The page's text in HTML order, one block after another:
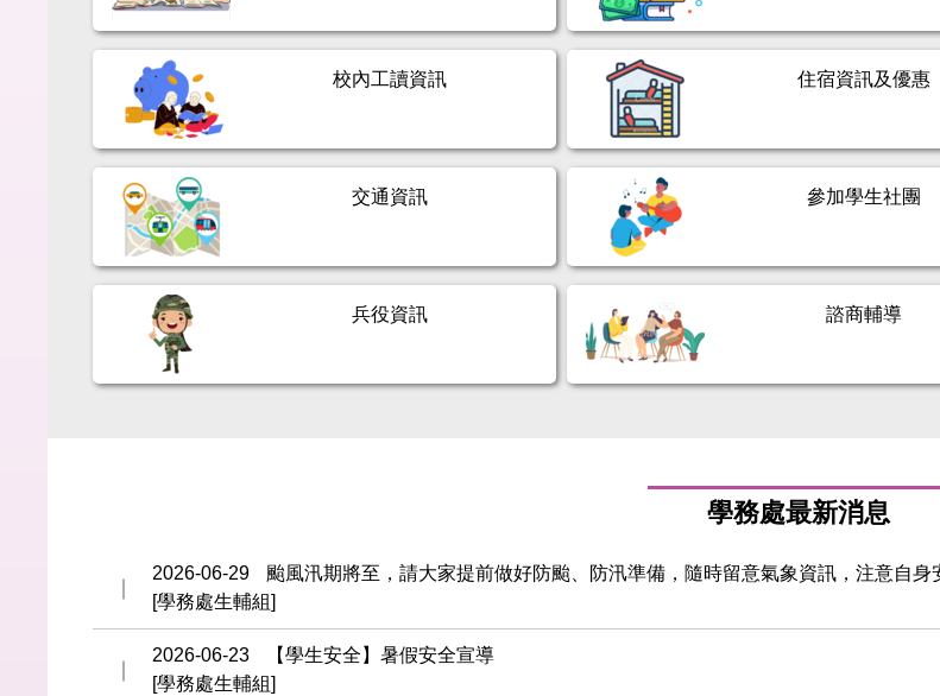
校內工讀資訊 住宿資訊及優惠
交通資訊 參加學生社團
兵役資訊 諮商輔導
學務處最新消息
2026-06-29
颱風汛期將至，請大家提前做好防颱、防汛準備，隨時留意氣象資訊，注意自
[學務處生輔組]
2026-06-23
【學生安全】暑假安全宣導
[學務處生輔組]